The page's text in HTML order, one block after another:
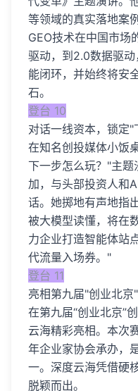
等领域的真实落地案
GEO技术在中国市
驱动，到2.0数据驱
能闭环，并始终将安
石。
登台 10
对话一线资本，锁定
在知名创投媒体小饭
下一步怎么玩？"主
加，与头部投资人和
话。她掷地有声地指
被大模型读懂，将在
力企业打造智能体站
代流量入场券。"
登台 11
亮相第九届"创业北
在第九届“创业北京”
云海精彩亮相。本次
年企业家协会承办，
一。深度云海凭借硬
脱颖而出。